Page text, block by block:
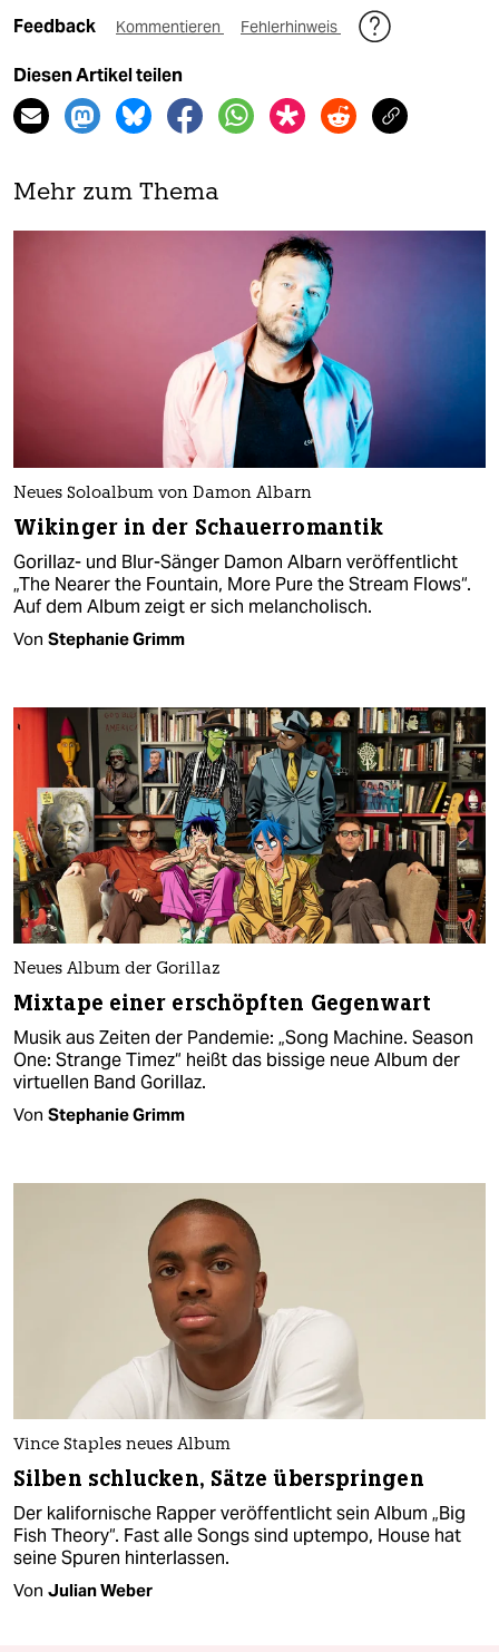
Feedback Kommentieren Fehlerhinweis
Diesen Artikel teilen
Mehr zum Thema
Neues Soloalbum von Damon Albarn
Wikinger in der Schau­er­ro­man­tik
Gorillaz- und Blur-Sänger Damon Albarn veröffentlicht
„The Nearer the Fountain, More Pure the Stream Flows“.
Auf dem Album zeigt er sich melancholisch.
Von Stephanie Grimm
Neues Album der Gorillaz
Mixtape einer erschöpften Gegenwart
Musik aus Zeiten der Pandemie: „Song Machine. Season
One: Strange Timez“ heißt das bissige neue Album der
virtuellen Band Gorillaz.
Von Stephanie Grimm
Vince Staples neues Album
Silben schlucken, Sätze überspringen
Der kalifornische Rapper veröffentlicht sein Album „Big
Fish Theory“. Fast alle Songs sind up­tempo, House hat
seine Spuren hinterlassen.
Von Julian Weber